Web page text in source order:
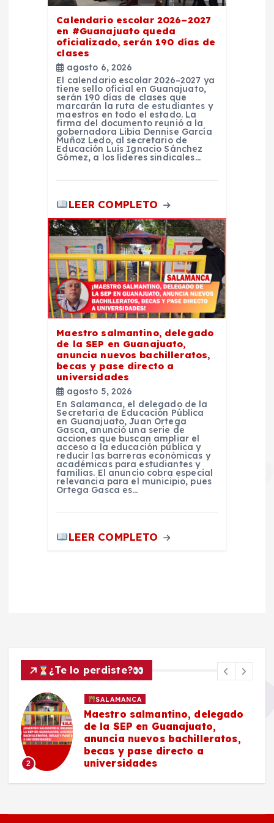
Calendario escolar 2026–2027
en #Guanajuato queda
oficializado, serán 190 días de
clases
agosto 6, 2026
El calendario escolar 2026–2027 ya
tiene sello oficial en Guanajuato,
serán 190 días de clases que
marcarán la ruta de estudiantes y
maestros en todo el estado. La
firma del documento reunió a la
gobernadora Libia Dennise García
Muñoz Ledo, al secretario de
Educación Luis Ignacio Sánchez
Gómez, a los líderes sindicales…
LEER COMPLETO
Maestro salmantino, delegado
de la SEP en Guanajuato,
anuncia nuevos bachilleratos,
becas y pase directo a
universidades
agosto 5, 2026
En Salamanca, el delegado de la
Secretaría de Educación Pública
en Guanajuato, Juan Ortega
Gasca, anunció una serie de
acciones que buscan ampliar el
acceso a la educación pública y
reducir las barreras económicas y
académicas para estudiantes y
familias. El anuncio cobra especial
relevancia para el municipio, pues
Ortega Gasca es…
LEER COMPLETO
¿Te lo perdiste?
2
SALAMANCA
Maestro salmantino, delegado
de la SEP en Guanajuato,
anuncia nuevos bachilleratos,
becas y pase directo a
universidades